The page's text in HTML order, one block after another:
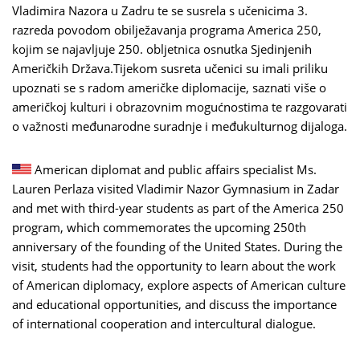
Vladimira Nazora u Zadru te se susrela s učenicima 3.
razreda povodom obilježavanja programa America 250,
kojim se najavljuje 250. obljetnica osnutka Sjedinjenih
Američkih Država.Tijekom susreta učenici su imali priliku
upoznati se s radom američke diplomacije, saznati više o
američkoj kulturi i obrazovnim mogućnostima te razgovarati
o važnosti međunarodne suradnje i međukulturnog dijaloga.
American diplomat and public affairs specialist Ms.
Lauren Perlaza visited Vladimir Nazor Gymnasium in Zadar
and met with third-year students as part of the America 250
program, which commemorates the upcoming 250th
anniversary of the founding of the United States. During the
visit, students had the opportunity to learn about the work
of American diplomacy, explore aspects of American culture
and educational opportunities, and discuss the importance
of international cooperation and intercultural dialogue.